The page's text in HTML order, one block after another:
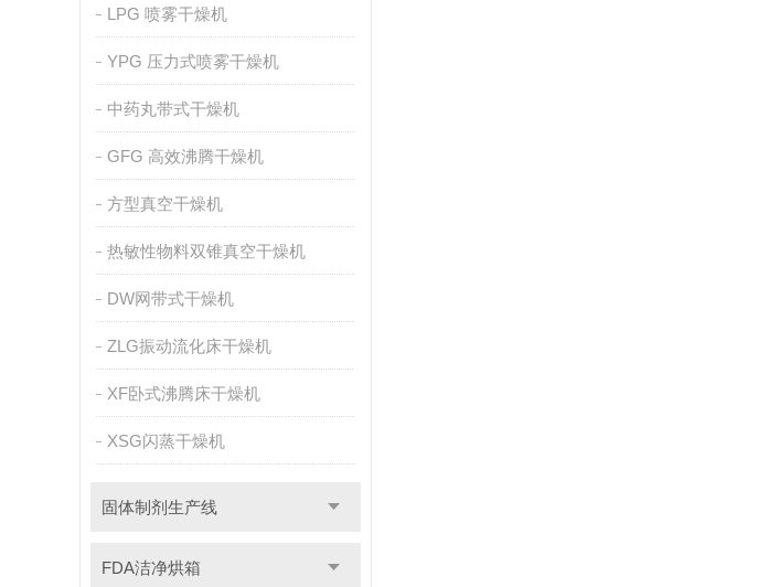
LPG 喷雾干燥机
YPG 压力式喷雾干燥机
中药丸带式干燥机
GFG 高效沸腾干燥机
方型真空干燥机
热敏性物料双锥真空干燥机
DW网带式干燥机
ZLG振动流化床干燥机
XF卧式沸腾床干燥机
XSG闪蒸干燥机
固体制剂生产线
FDA洁净烘箱